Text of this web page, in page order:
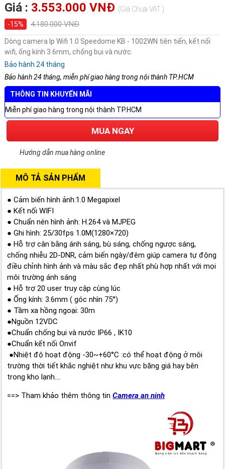
Giá : 3.553.000 VNĐ (Giá Chưa VAT )
-15%
4.180.000 VNĐ
Dòng camera Ip Wifi 1.0 Speedome KB - 1002WN tiên tiến, kết nối
wifi, ống kính 3.6mm, chống bụi và nước.
Bảo hành 24 tháng
Bảo hành 24 tháng, miễn phí giao hàng trong nội thành TP.HCM
THÔNG TIN KHUYẾN MÃI
Miễn phí giao hàng trong nội thành TP.HCM
MUA NGAY
Hướng dẫn mua hàng online
MÔ TẢ SẢN PHẨM
● Cảm biến hình ảnh:1.0 Megapixel
● Kết nối WIFI
● Chuẩn nén hình ảnh: H.264 và MJPEG
● Ghi hình: 25/30fps 1.0M(1280×720)
● Hỗ trợ cân bằng ánh sáng, bù sáng, chống ngược sáng,
chống nhiễu 2D-DNR, cảm biến ngày/đêm giúp camera tự động
điều chỉnh hình ảnh và màu sắc đẹp nhất phù hợp nhất với mọi
môi trường ánh sáng
● Hỗ trợ 20 user truy cập cùng lúc
● Ống kính: 3.6mm ( góc nhìn 75°)
● Tầm xa hồng ngoại: 30m
●Nguồn 12VDC
●Chuẩn chống bụi và nước IP66 , IK10
●Chuẩn kết nối Onvif
●Nhiệt độ hoạt động -30~+60°C :có thể hoạt động ở môi
trường thời tiết khắc nghiệt như khu vực băng giá hay bên
trong kho lạnh....
==> Tham khảo thêm thông tin Camera an ninh